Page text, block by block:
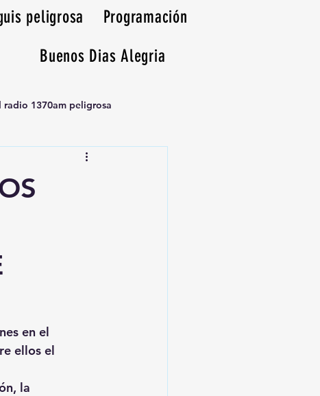
peligrosa
Programación
Buenos Dias Alegria
radio 1370am peligrosa
en el
ellos el
la